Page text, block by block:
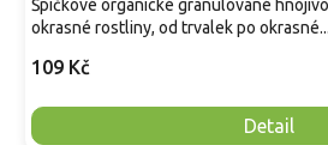
109 Kč
Detail
Špičkové organické granulované
okrasné rostliny, od trvalek po okrasné...